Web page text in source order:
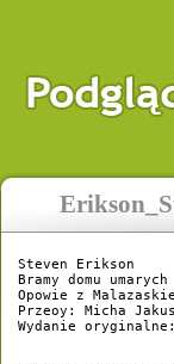
Steven Erikson
Bramy domu umarych
Opowie z
Przeoy: Micha
Wydanie